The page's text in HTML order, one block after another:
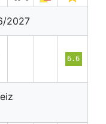
2027
6.6